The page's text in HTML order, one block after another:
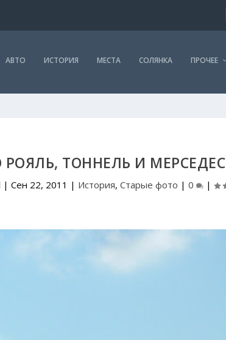
АВТО ИСТОРИЯ МЕСТА СОЛЯНКА ПРОЧЕЕ
ТОННЕЛЬ И МЕРСЕДЕС
| Сен 22, 2011 | История, Старые фото | 0 |